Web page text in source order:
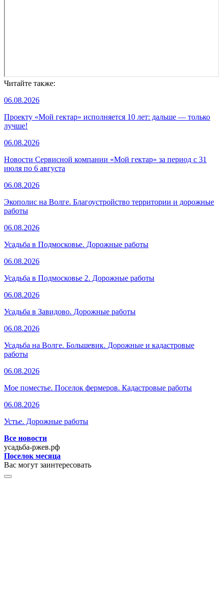
Читайте также:
06.08.2026
Проекту «Мой гектар» исполняется 10 лет: дальше — только
лучше!
06.08.2026
Новости Сервисной компании «Мой гектар» за период с 31
июля по 6 августа
06.08.2026
Экополис на Волге. Благоустройство территории и дорожные
работы
06.08.2026
Усадьба в Подмосковье. Дорожные работы
06.08.2026
Усадьба в Подмосковье 2. Дорожные работы
06.08.2026
Усадьба в Завидово. Дорожные работы
06.08.2026
Усадьба на Волге. Большевик. Дорожные и кадастровые
работы
06.08.2026
Мое поместье. Поселок фермеров. Кадастровые работы
06.08.2026
Устье. Дорожные работы
Все новости
усадьба-ржев.рф
Поселок месяца
Вас могут заинтересовать